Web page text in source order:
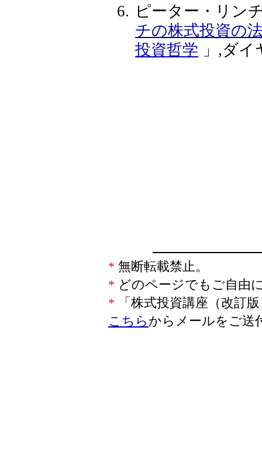
ピーター・リン
チの株式投資の
投資哲学 」,ダイ
* 無断転載禁止。
* どのページでもご自由
* 「株式投資講座（改訂
こちら からメールをご送